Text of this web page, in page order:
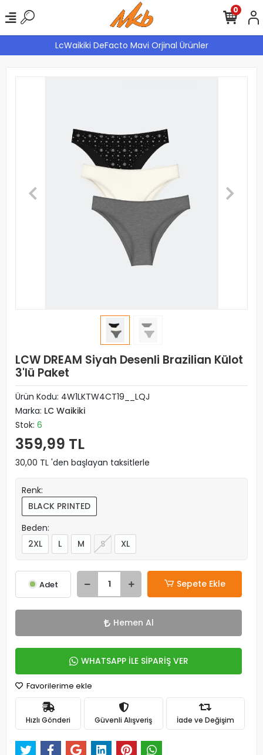
LcWaikiki DeFacto Mavi Orjinal Ürünler
0
LCW DREAM Siyah Desenli Brazilian Külot
3'lü Paket
Ürün Kodu: 4W1LKTW4CT19__LQJ
Marka: LC Waikiki
Stok: 6
359,99 TL
30,00 TL 'den başlayan taksitlerle
Renk:
BLACK PRINTED
Beden:
2XL
L M S XL
Adet Sepete Ekle
Hemen Al
WHATSAPP İLE SİPARİŞ VER
Favorilerime ekle
Hızlı Gönderi Güvenli Alışveriş İade ve Değişim